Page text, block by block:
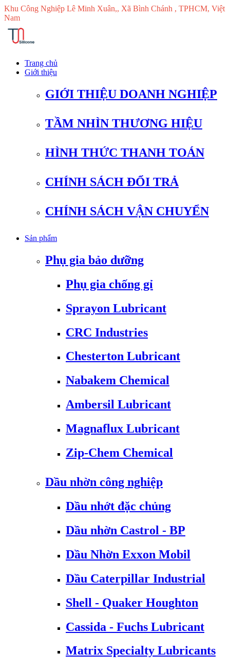
Khu Công Nghiệp Lê Minh Xuân,, Xã Bình Chánh , TPHCM, Việt
Nam
Trang chủ
Giới thiệu
GIỚI THIỆU DOANH NGHIỆP
TẦM NHÌN THƯƠNG HIỆU
HÌNH THỨC THANH TOÁN
CHÍNH SÁCH ĐỔI TRẢ
CHÍNH SÁCH VẬN CHUYỂN
Sản phẩm
Phụ gia bảo dưỡng
Phụ gia chống gỉ
Sprayon Lubricant
CRC Industries
Chesterton Lubricant
Nabakem Chemical
Ambersil Lubricant
Magnaflux Lubricant
Zip-Chem Chemical
Dầu nhờn công nghiệp
Dầu nhớt đặc chủng
Dầu nhờn Castrol - BP
Dầu Nhờn Exxon Mobil
Dầu Caterpillar Industrial
Shell - Quaker Houghton
Cassida - Fuchs Lubricant
Matrix Specialty Lubricants